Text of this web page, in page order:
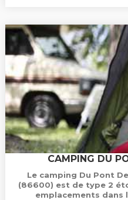
CAMPING DU
Le camping Du Pont
(86600) est de type 2
emplacements dans